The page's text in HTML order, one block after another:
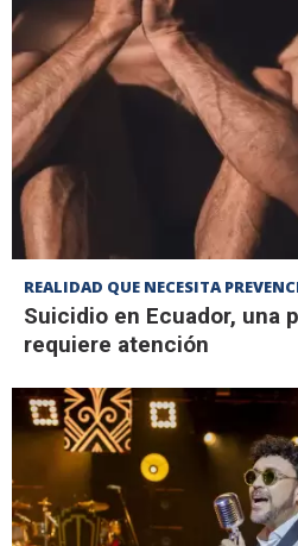
REALIDAD QUE NECESITA
Suicidio en Ecuador, una
requiere atención